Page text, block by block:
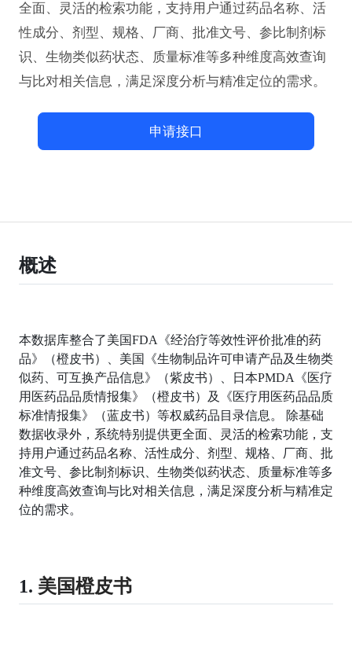
全面、灵活的检索功能，支持用户通过药品名称、活
性成分、剂型、规格、厂商、批准文号、参比制剂标
识、生物类似药状态、质量标准等多种维度高效查询
与比对相关信息，满足深度分析与精准定位的需求。
申请接口
概述
本数据库整合了美国FDA《经治疗等效性评价批准的药
品》（橙皮书）、美国《生物制品许可申请产品及生物类
似药、可互换产品信息》（紫皮书）、日本PMDA《医疗
用医药品品质情报集》（橙皮书）及《医疗用医药品品质
标准情报集》（蓝皮书）等权威药品目录信息。 除基础
数据收录外，系统特别提供更全面、灵活的检索功能，支
持用户通过药品名称、活性成分、剂型、规格、厂商、批
准文号、参比制剂标识、生物类似药状态、质量标准等多
种维度高效查询与比对相关信息，满足深度分析与精准定
位的需求。
1. 美国橙皮书